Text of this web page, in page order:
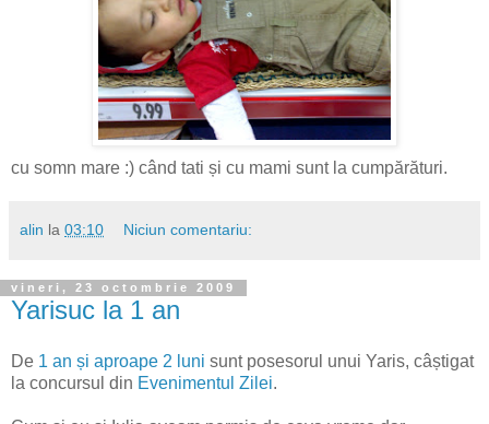
cu somn mare :) când tati și cu mami sunt la cumpărături.
alin la 03:10 Niciun comentariu:
vineri, 23 octombrie 2009
Yarisuc la 1 an
De 1 an și aproape 2 luni sunt posesorul unui Yaris, câștigat
la concursul din Evenimentul Zilei.